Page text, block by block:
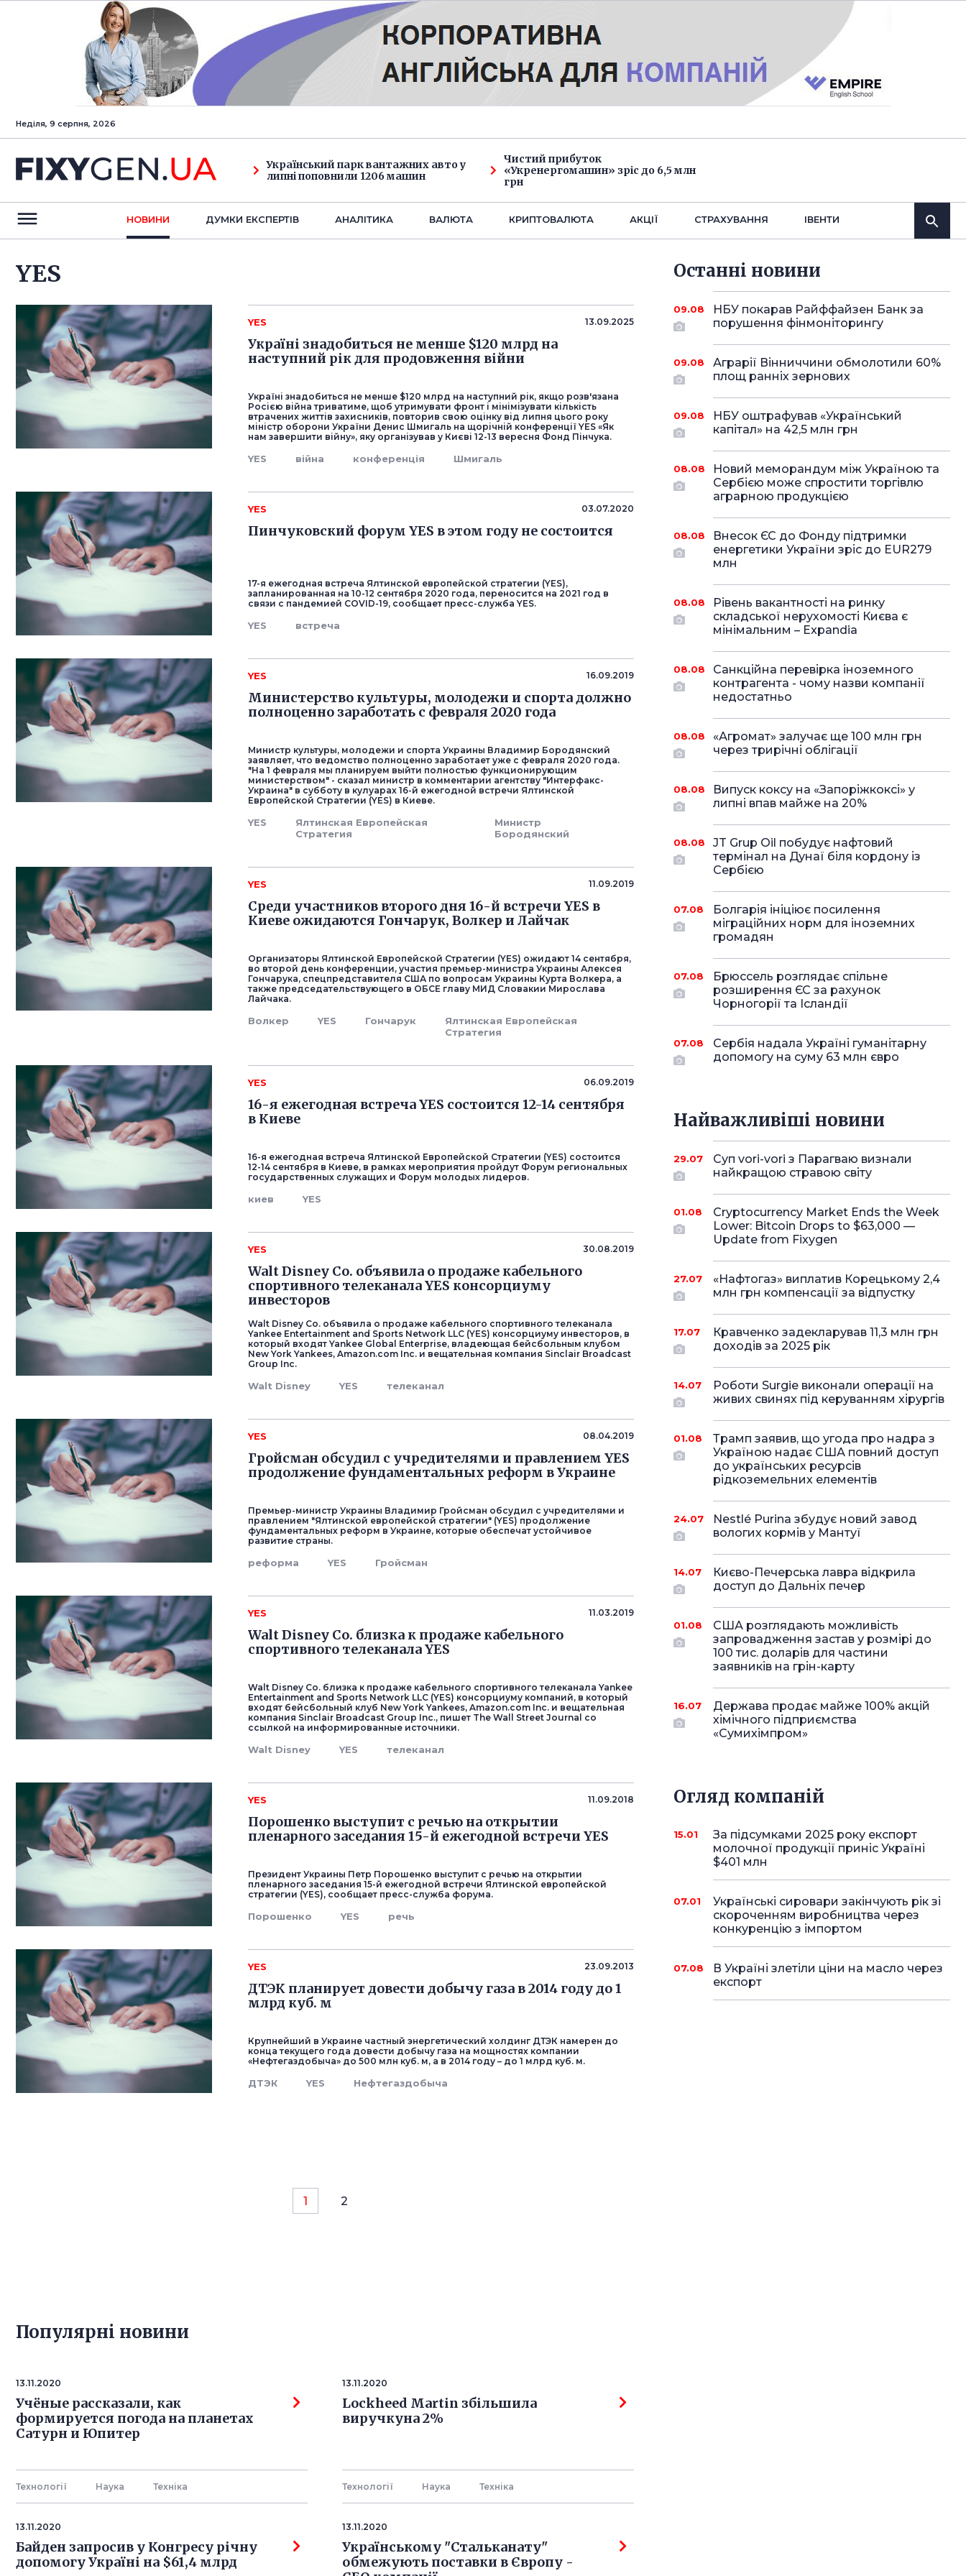
Неділя, 9 серпня, 2026
Український парк вантажних авто у
липні поповнили 1206 машин
Чистий прибуток
«Укренергомашин» зріс до 6,5 млн
грн
НОВИНИ ДУМКИ ЕКСПЕРТIВ АНАЛIТИКА ВАЛЮТА КРИПТОВАЛЮТА АКЦІЇ СТРАХУВАННЯ IВЕНТИ
YES
YES 13.09.2025
Україні знадобиться не менше $120 млрд на
наступний рік для продовження війни
Україні знадобиться не менше $120 млрд на наступний рік, якщо розв'язана
Росією війна триватиме, щоб утримувати фронт і мінімізувати кількість
втрачених життів захисників, повторив свою оцінку від липня цього року
міністр оборони України Денис Шмигаль на щорічній конференції YES «Як
нам завершити війну», яку організував у Києві 12-13 вересня Фонд Пінчука.
YES війна конференція Шмигаль
YES 03.07.2020
Пинчуковский форум YES в этом году не состоится
17-я ежегодная встреча Ялтинской европейской стратегии (YES),
запланированная на 10-12 сентября 2020 года, переносится на 2021 год в
связи с пандемией COVID-19, сообщает пресс-служба YES.
YES встреча
YES 16.09.2019
Министерство культуры, молодежи и спорта должно
полноценно заработать с февраля 2020 года
Министр культуры, молодежи и спорта Украины Владимир Бородянский
заявляет, что ведомство полноценно заработает уже с февраля 2020 года.
"На 1 февраля мы планируем выйти полностью функционирующим
министерством" - сказал министр в комментарии агентству "Интерфакс-
Украина" в субботу в кулуарах 16-й ежегодной встречи Ялтинской
Европейской Стратегии (YES) в Киеве.
YES
Ялтинская Европейская
Стратегия
Министр
Бородянский
YES 11.09.2019
Среди участников второго дня 16-й встречи YES в
Киеве ожидаются Гончарук, Волкер и Лайчак
Организаторы Ялтинской Европейской Стратегии (YES) ожидают 14 сентября,
во второй день конференции, участия премьер-министра Украины Алексея
Гончарука, спецпредставителя США по вопросам Украины Курта Волкера, а
также председательствующего в ОБСЕ главу МИД Словакии Мирослава
Лайчака.
Волкер YES Гончарук
Ялтинская Европейская
Стратегия
YES 06.09.2019
16-я ежегодная встреча YES состоится 12-14 сентября
в Киеве
16-я ежегодная встреча Ялтинской Европейской Стратегии (YES) состоится
12-14 сентября в Киеве, в рамках мероприятия пройдут Форум региональных
государственных служащих и Форум молодых лидеров.
киев YES
YES 30.08.2019
Walt Disney Co. объявила о продаже кабельного
спортивного телеканала YES консорциуму
инвесторов
Walt Disney Co. объявила о продаже кабельного спортивного телеканала
Yankee Entertainment and Sports Network LLC (YES) консорциуму инвесторов, в
который входят Yankee Global Enterprise, владеющая бейсбольным клубом
New York Yankees, Amazon.com Inc. и вещательная компания Sinclair Broadcast
Group Inc.
Walt Disney YES телеканал
YES 08.04.2019
Гройсман обсудил с учредителями и правлением YES
продолжение фундаментальных реформ в Украине
Премьер-министр Украины Владимир Гройсман обсудил с учредителями и
правлением "Ялтинской европейской стратегии" (YES) продолжение
фундаментальных реформ в Украине, которые обеспечат устойчивое
развитие страны.
реформа YES Гройсман
YES 11.03.2019
Walt Disney Co. близка к продаже кабельного
спортивного телеканала YES
Walt Disney Co. близка к продаже кабельного спортивного телеканала Yankee
Entertainment and Sports Network LLC (YES) консорциуму компаний, в который
входят бейсбольный клуб New York Yankees, Amazon.com Inc. и вещательная
компания Sinclair Broadcast Group Inc., пишет The Wall Street Journal со
ссылкой на информированные источники.
Walt Disney YES телеканал
YES 11.09.2018
Порошенко выступит с речью на открытии
пленарного заседания 15-й ежегодной встречи YES
Президент Украины Петр Порошенко выступит с речью на открытии
пленарного заседания 15-й ежегодной встречи Ялтинской европейской
стратегии (YES), сообщает пресс-служба форума.
Порошенко YES речь
YES 23.09.2013
ДТЭК планирует довести добычу газа в 2014 году до 1
млрд куб. м
Крупнейший в Украине частный энергетический холдинг ДТЭК намерен до
конца текущего года довести добычу газа на мощностях компании
«Нефтегаздобыча» до 500 млн куб. м, а в 2014 году – до 1 млрд куб. м.
ДТЭК YES Нефтегаздобыча
1 2
Популярнi новини
13.11.2020
Учёные рассказали, как
формируется погода на планетах
Сатурн и Юпитер
Технології Наука Технiка
13.11.2020
Lockheed Martin збільшила
виручкуна 2%
Технології Наука Технiка
13.11.2020
Байден запросив у Конгресу річну
допомогу Україні на $61,4 млрд
13.11.2020
Українському "Стальканату"
обмежують поставки в Європу -
Останнi новини
09.08
НБУ покарав Райффайзен Банк за
порушення фінмоніторингу
09.08
Аграрії Вінниччини обмолотили 60%
площ ранніх зернових
09.08
НБУ оштрафував «Український
капітал» на 42,5 млн грн
08.08
Новий меморандум між Україною та
Сербією може спростити торгівлю
аграрною продукцією
08.08
Внесок ЄС до Фонду підтримки
енергетики України зріс до EUR279
млн
08.08
Рівень вакантності на ринку
складської нерухомості Києва є
мінімальним – Expandia
08.08
Санкційна перевірка іноземного
контрагента - чому назви компанії
недостатньо
08.08
«Агромат» залучає ще 100 млн грн
через трирічні облігації
08.08
Випуск коксу на «Запоріжкоксі» у
липні впав майже на 20%
08.08
JT Grup Oil побудує нафтовий
термінал на Дунаї біля кордону із
Сербією
07.08
Болгарія ініціює посилення
міграційних норм для іноземних
громадян
07.08
Брюссель розглядає спільне
розширення ЄС за рахунок
Чорногорії та Ісландії
07.08
Сербія надала Україні гуманітарну
допомогу на суму 63 млн євро
Найважливіші новини
29.07
Суп vori-vori з Парагваю визнали
найкращою стравою світу
01.08
Cryptocurrency Market Ends the Week
Lower: Bitcoin Drops to $63,000 —
Update from Fixygen
27.07
«Нафтогаз» виплатив Корецькому 2,4
млн грн компенсації за відпустку
17.07
Кравченко задекларував 11,3 млн грн
доходів за 2025 рік
14.07
Роботи Surgie виконали операції на
живих свинях під керуванням хірургів
01.08
Трамп заявив, що угода про надра з
Україною надає США повний доступ
до українських ресурсів
рідкоземельних елементів
24.07
Nestlé Purina збудує новий завод
вологих кормів у Мантуї
14.07
Києво-Печерська лавра відкрила
доступ до Дальніх печер
01.08
США розглядають можливість
запровадження застав у розмірі до
100 тис. доларів для частини
заявників на грін-карту
16.07
Держава продає майже 100% акцій
хімічного підприємства
«Сумихімпром»
Огляд компаній
15.01
За підсумками 2025 року експорт
молочної продукції приніс Україні
$401 млн
07.01
Українські сировари закінчують рік зі
скороченням виробництва через
конкуренцію з імпортом
07.08
В Україні злетіли ціни на масло через
експорт